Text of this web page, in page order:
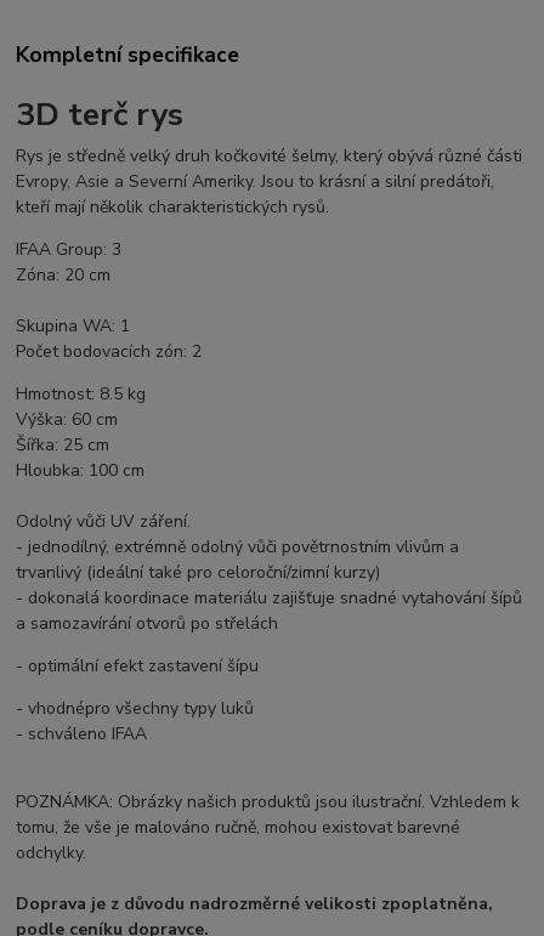
Kompletní specifikace
3D terč rys
Rys je středně velký druh kočkovité šelmy, který obývá různé části
Evropy, Asie a Severní Ameriky. Jsou to krásní a silní predátoři,
kteří mají několik charakteristických rysů.
IFAA Group: 3
Zóna: 20 cm
Skupina WA: 1
Počet bodovacích zón: 2
Hmotnost: 8.5 kg
Výška: 60 cm
Šířka: 25 cm
Hloubka: 100 cm
Odolný vůči UV záření.
- jednodílný, extrémně odolný vůči povětrnostním vlivům a
trvanlivý (ideální také pro celoroční/zimní kurzy)
- dokonalá koordinace materiálu zajišťuje snadné vytahování šípů
a samozavírání otvorů po střelách
- optimální efekt zastavení šípu
- vhodnépro všechny typy luků
- schváleno IFAA
POZNÁMKA: Obrázky našich produktů jsou ilustrační. Vzhledem k
tomu, že vše je malováno ručně, mohou existovat barevné
odchylky.
Doprava je z důvodu nadrozměrné velikosti zpoplatněna,
podle ceníku dopravce.